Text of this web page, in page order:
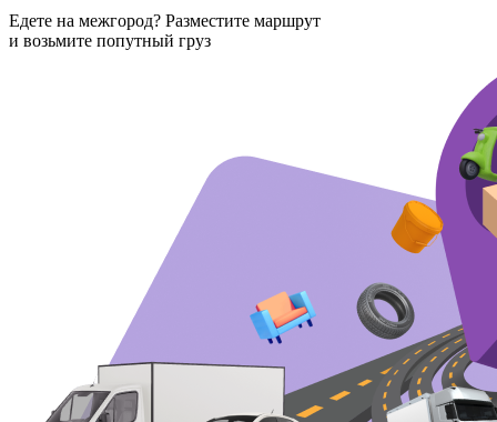
Едете на межгород? Разместите маршрут
и возьмите попутный груз